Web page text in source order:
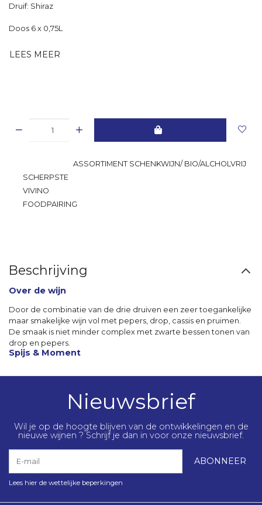
Druif: Shiraz
Doos 6 x 0,75L
LEES MEER
ASSORTIMENT SCHENKWIJN/ BIO/ALCHOLVRIJ
SCHERPSTE
VIVINO
FOODPAIRING
Beschrijving
Over de wijn
Door de combinatie van de drie druiven een zeer toegankelijke
maar smakelijke wijn vol met pepers, drop, cassis en pruimen.
De smaak is niet minder complex met zwarte bessen tonen van
drop en pepers.
Spijs & Moment
Nieuwsbrief
Wil je op de hoogte blijven van de ontwikkelingen en de
nieuwe wijnen ? Schrijf je dan in voor onze nieuwsbrief.
ABONNEER
Lees hier de wettelijke beperkingen